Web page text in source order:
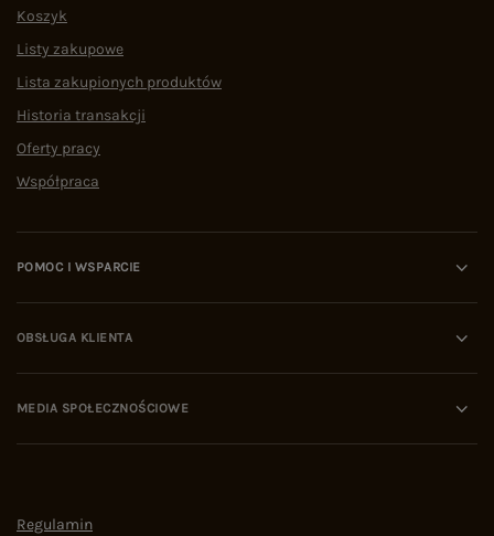
Koszyk
Listy zakupowe
Lista zakupionych produktów
Historia transakcji
Oferty pracy
Współpraca
POMOC I WSPARCIE
OBSŁUGA KLIENTA
MEDIA SPOŁECZNOŚCIOWE
Regulamin